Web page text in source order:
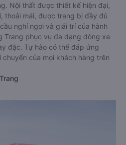
Nội thất được thiết kế hiện đại,
thoải mái, được trang bị đầy đủ
nghỉ ngơi và giải trí của hành
Trang phục vụ đa dạng dòng xe
đặc. Tự hào có thể đáp ứng
của mọi khách hàng trên